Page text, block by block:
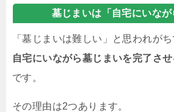
墓じまいは「自宅にいなが
「墓じまいは難しい」と思われが
自宅にいながら墓じまいを完了さ
です。
その理由は2つあります。